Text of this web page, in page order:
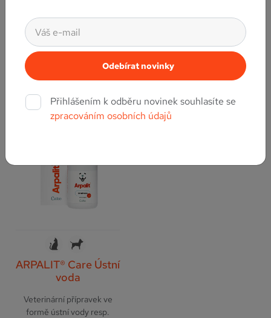
hřebíčkového a mátového
oleje.
glukonátu a glukonátu
ARPALIT® Care Ústní
voda
Veterinární přípravek ve
formě ústní vody resp.
Přihlášením k odběru novinek souhlasíte se
zpracováním osobních údajů